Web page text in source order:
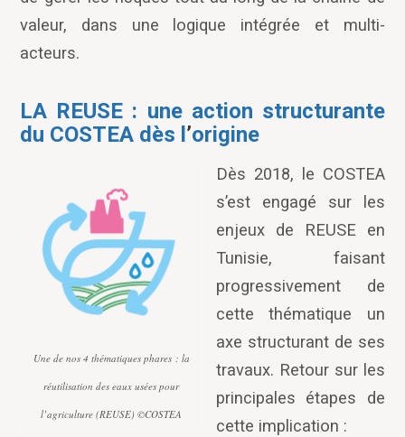
valeur, dans une logique intégrée et multi-
acteurs.
LA REUSE : une action structurante
du COSTEA dès l’origine
Une de nos 4 thématiques phares : la
réutilisation des eaux usées pour
l’agriculture (REUSE) ©COSTEA
Dès 2018, le COSTEA
s’est engagé sur les
enjeux de REUSE en
Tunisie, faisant
progressivement de
cette thématique un
axe structurant de ses
travaux. Retour sur les
principales étapes de
cette implication :